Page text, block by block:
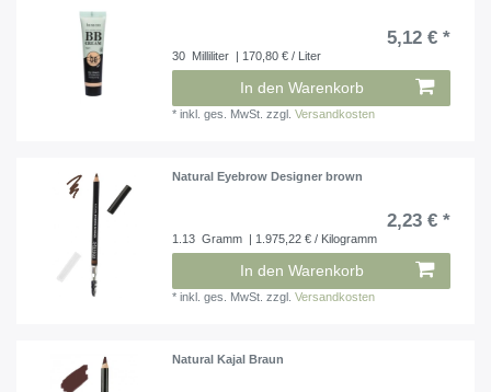
5,12 € *
30 Milliliter | 170,80 € / Liter
In den Warenkorb
*inkl. ges. MwSt. zzgl.Versandkosten
Natural Eyebrow Designer brown
2,23 € *
1.13 Gramm | 1.975,22 € / Kilogramm
In den Warenkorb
*inkl. ges. MwSt. zzgl.Versandkosten
Natural Kajal Braun